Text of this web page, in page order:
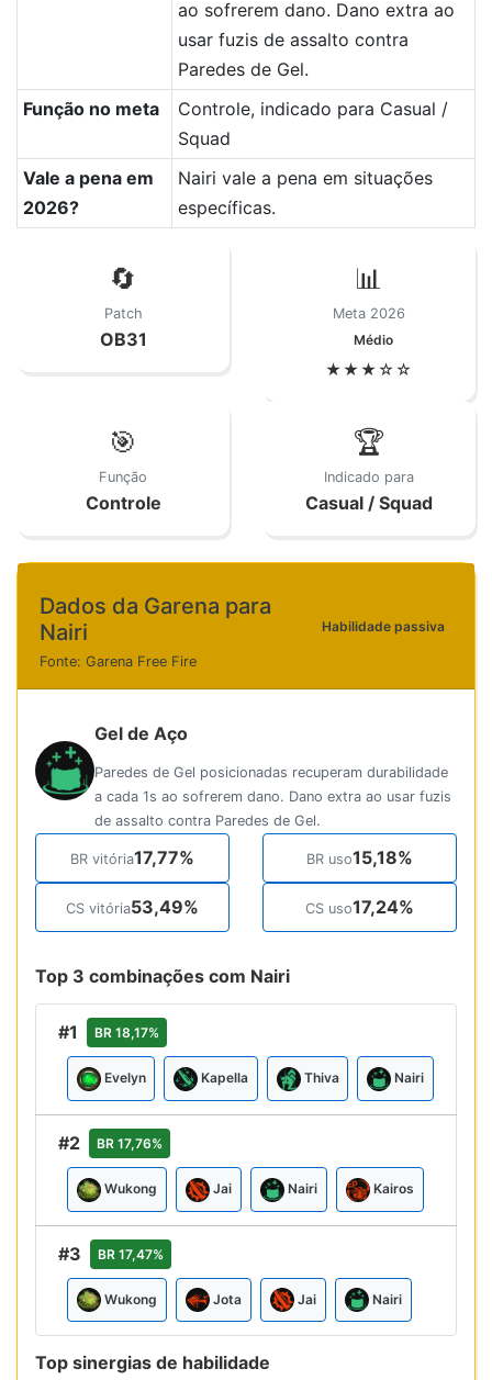
ao sofrerem dano. Dano extra ao
usar fuzis de assalto contra
Paredes de Gel.
Função no meta
Controle, indicado para Casual /
Squad
Vale a pena em
2026?
Nairi vale a pena em situações
específicas.
🔄
Patch
OB31
📊
Meta 2026
Médio
★★★☆☆
🎯
Função
Controle
🏆
Indicado para
Casual / Squad
Dados da Garena para
Nairi
Fonte: Garena Free Fire
Habilidade passiva
Gel de Aço
Paredes de Gel posicionadas recuperam durabilidade
a cada 1s ao sofrerem dano. Dano extra ao usar fuzis
de assalto contra Paredes de Gel.
BR vitória17,77% BR uso15,18%
CS vitória53,49% CS uso17,24%
Top 3 combinações com Nairi
#1 BR 18,17%
Evelyn Kapella Thiva Nairi
#2 BR 17,76%
Wukong Jai Nairi Kairos
#3 BR 17,47%
Wukong Jota Jai Nairi
Top sinergias de habilidade